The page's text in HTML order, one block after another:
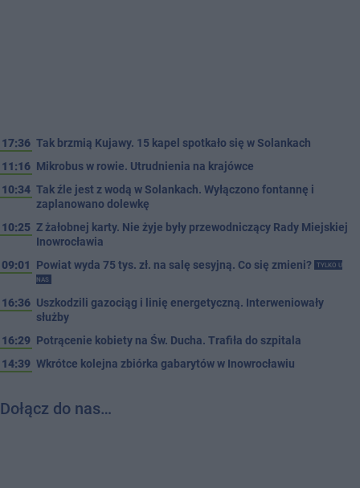
17:36 Tak brzmią Kujawy. 15 kapel spotkało się w Solankach
11:16 Mikrobus w rowie. Utrudnienia na krajówce
10:34 Tak źle jest z wodą w Solankach. Wyłączono fontannę i
zaplanowano dolewkę
10:25 Z żałobnej karty. Nie żyje były przewodniczący Rady Miejskiej
Inowrocławia
09:01
Powiat wyda 75 tys. zł. na salę sesyjną. Co się zmieni?
TYLKO U
NAS
16:36 Uszkodzili gazociąg i linię energetyczną. Interweniowały
służby
16:29 Potrącenie kobiety na Św. Ducha. Trafiła do szpitala
14:39 Wkrótce kolejna zbiórka gabarytów w Inowrocławiu
Dołącz do nas…